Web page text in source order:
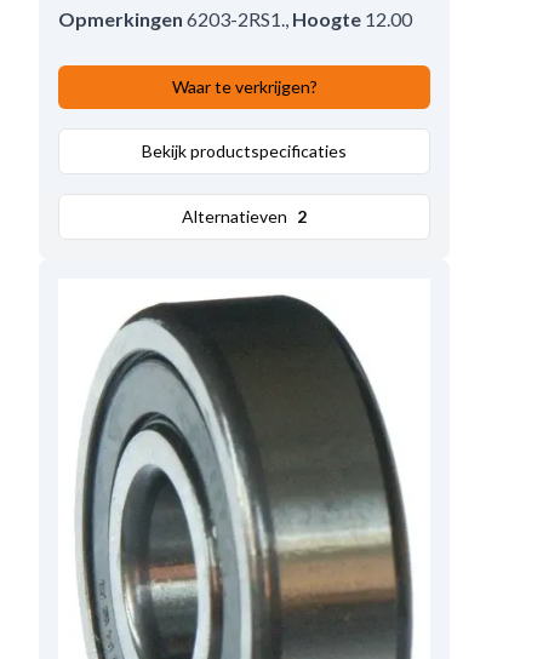
Opmerkingen 6203-2RS1., Hoogte 12.00
Waar te verkrijgen?
Bekijk productspecificaties
Alternatieven 2